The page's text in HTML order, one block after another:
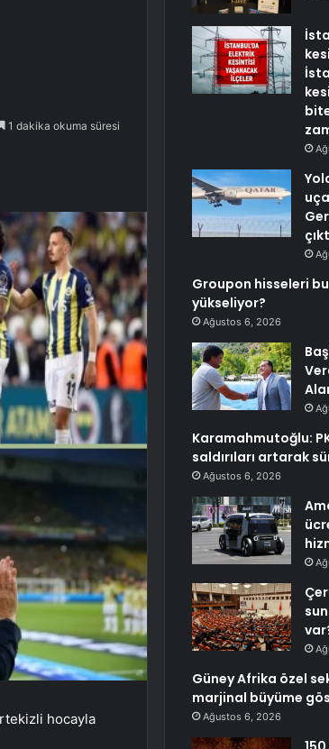
1 dakika okuma süresi
hocayla
Groupon hisseleri
yükseliyor?
Ağustos 6, 2026
Karamahmutoğlu:
saldırıları artarak
Ağustos 6, 2026
Güney Afrika özel
marjinal büyüme
Ağustos 6, 2026